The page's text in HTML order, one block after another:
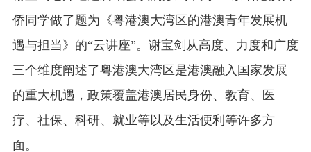
侨同学做了题为《粤港澳大湾区的港澳青年发展机
遇与担当》的“云讲座”。谢宝剑从高度、力度和广度
三个维度阐述了粤港澳大湾区是港澳融入国家发展
的重大机遇，政策覆盖港澳居民身份、教育、医
疗、社保、科研、就业等以及生活便利等许多方
面。